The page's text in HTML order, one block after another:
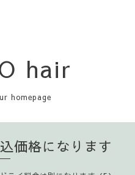
hair
homepage
価格になります